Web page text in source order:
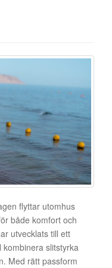
i
g
flyttar utomhus
både komfort och
utvecklats till ett
slitstyrka
Med rätt passform